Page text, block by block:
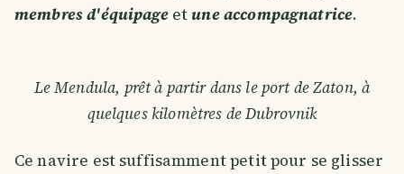
membres d'équipageetune accompagnatrice.
Le Mendula, prêt à partir dans le port de Zaton, à
quelques kilomètres de Dubrovnik
Ce navire est suffisamment petit pour se glisser